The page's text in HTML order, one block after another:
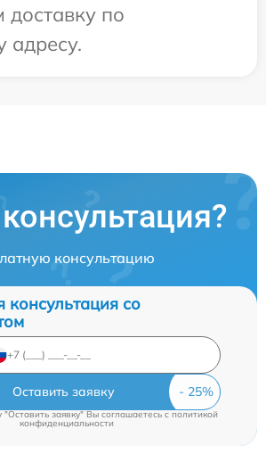
доставку по
адресу.
консультацию
консультация со
Оставить заявку
заявку" Вы соглашаетесь cполитикой
конфиденциальности